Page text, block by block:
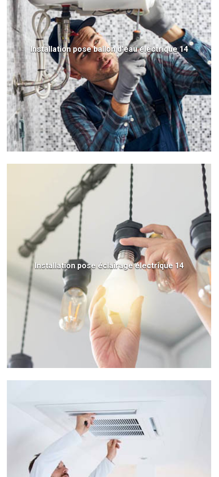
Installation pose ballon d'eau électrique 14
Installation pose éclairage électrique 14